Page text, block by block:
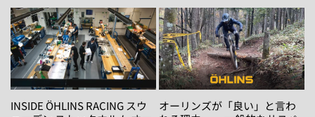
ョ
ン
は
商
品
ペ
ー
ン
は
商
品
ペ
ー
ジ
INSIDE ÖHLINS RACING スウ
オーリンズが「良い」と言わ